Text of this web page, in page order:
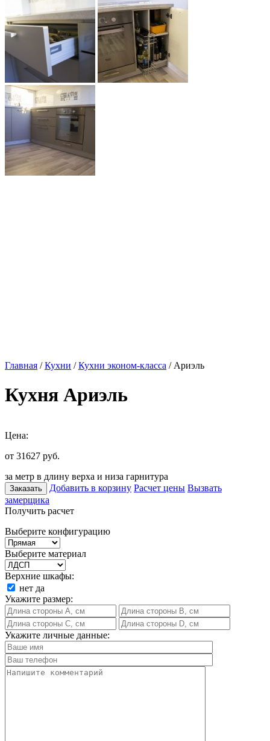
Главная /Кухни /Кухни эконом-класса / Ариэль
Кухня Ариэль
Цена:
от 31627 руб.
за метр в длину верха и низа гарнитура
Заказать Добавить в корзину Расчет цены Вызвать
замерщика
Получить расчет
Выберите конфигурацию
Выберите материал
Верхние шкафы:
нет да
Укажите размер:
Укажите личные данные: